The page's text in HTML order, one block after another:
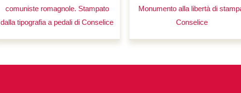
comuniste romagnole. Stampato
dalla tipografia a pedali di Conselice
Monumento alla libertà di
Conselice